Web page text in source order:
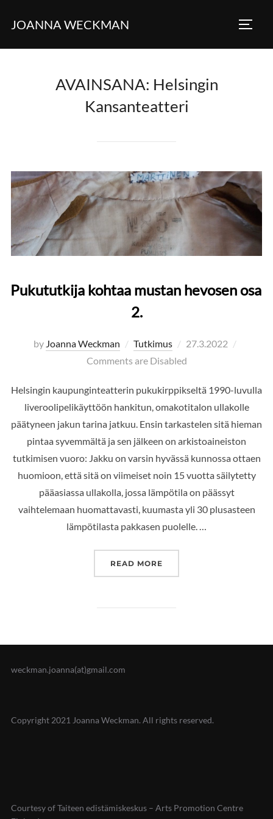
JOANNA WECKMAN
AVAINSANA: Helsingin
Kansanteatteri
Pukututkija kohtaa mustan hevosen osa
2.
by Joanna Weckman Tutkimus
Posted
on
27.3.2022
Comments are Disabled
Helsingin kaupunginteatterin pukukirppikseltä 1990-luvulla
liveroolipelikäyttöön hankitun, omakotitalon ullakolle
päätyneen jakun tarina jatkuu. Ensin tarkastelen sitä hieman
pintaa syvemmältä ja sen jälkeen on arkistoaineiston
tutkimisen vuoro: Jakku on varsin hyvässä kunnossa ottaen
huomioon, että sitä on viimeiset noin 15 vuotta säilytetty
pääasiassa ullakolla, jossa lämpötila on päässyt
vaihtelemaan huomattavasti, kuumasta yli 30 plusasteen
lämpötilasta pakkasen puolelle. …
READ MORE
weckman.joanna(at)gmail.com
Copyright 2021 Joanna Weckman. All rights reserved.
Courtesy of Taiteen edistämiskeskus – Arts Promotion Centre